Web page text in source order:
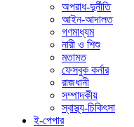
অপরাধ-দুর্নীতি
আইন-আদালত
গণমাধ্যম
নারী ও শিশু
মতামত
ফেসবুক কর্নার
রাজধানী
সম্পাদকীয়
স্বাস্থ্য-চিকিৎসা
ই-পেপার